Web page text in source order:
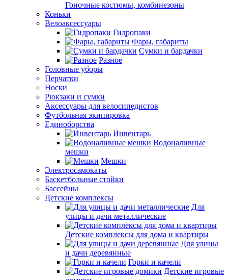
Гоночные костюмы, комбинезоны
Коньки
Велоаксессуары
Гидропаки
Фары, габариты
Сумки и бардачки
Разное
Головные уборы
Перчатки
Носки
Рюкзаки и сумки
Аксессуары для велосипедистов
Футбольная экипировка
Единоборства
Инвентарь
Водоналивные
мешки
Мешки
Электросамокаты
Баскетбольные стойки
Бассейны
Детские комплексы
Для
улицы и дачи металлические
Детские комплексы для дома и квартиры
Для улицы
и дачи деревянные
Горки и качели
Детские игровые